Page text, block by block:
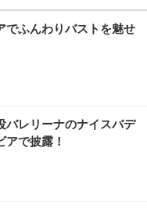
スト 30度ロッキング機
ト 90度跳ね上げ式アーム
ェア (ブラック)
クチェア 疲れない テレ
スト 30度ロッキング機
90度跳ね上げ式アーム
ニター DualSense 充電
27インチ 液晶モニタ
非光沢 HDMI/DisplayP
さ調整 スイベル VESA対
ムツ L 中型犬用 26枚入
シック) 【Amazon.co.jp
スオーヤマ ペットシーツ
入 (x 1) (ケース販売)
でふんわりバストを魅せ
バレリーナのナイスバデ
で披露！